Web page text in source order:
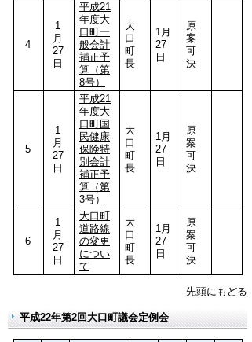
4
1
月
27
日
平成21
年度大
口町一
般会計
補正予
算（第
8号）
大
口
町
長
1月
27
日
原
案
可
決
5
1
月
27
日
平成21
年度大
口町国
民健康
保険特
別会計
補正予
算（第
3号）
大
口
町
長
1月
27
日
原
案
可
決
6
1
月
27
日
大口町
道路線
の変更
につい
て
大
口
町
長
1月
27
日
原
案
可
決
先頭にもどる
平成22年第2回大口町議会定例会